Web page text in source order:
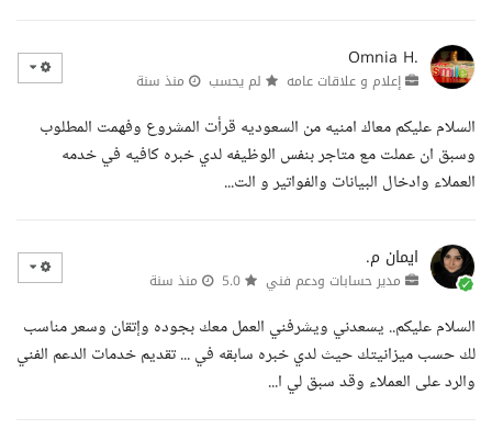
Omnia H.
إعلام و علاقات عامه لم يحسب منذ سنة
السلام عليكم معاك امنيه من السعوديه قرأت المشروع وفهمت المطلوب
وسبق ان عملت مع متاجر بنفس الوظيفه لدي خبره كافيه في خدمه
العملاء وادخال البيانات والفواتير و الت...
ايمان م.
مدير حسابات ودعم فني منذ سنة
السلام عليكم.. يسعدني ويشرفني العمل معك بجوده وإتقان وسعر مناسب
لك حسب ميزانيتك حيث لدي خبره سابقه في ... تقديم خدمات الدعم الفني
والرد على العملاء وقد سبق لي ا...